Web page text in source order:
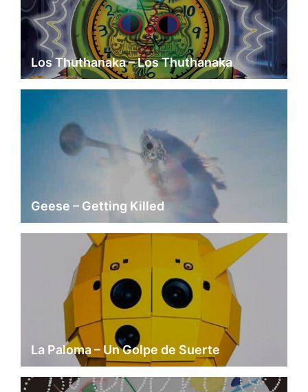
Los Thuthanaka – Los Thuthanaka
Geese – Getting Killed
La Paloma – Un Golpe de Suerte